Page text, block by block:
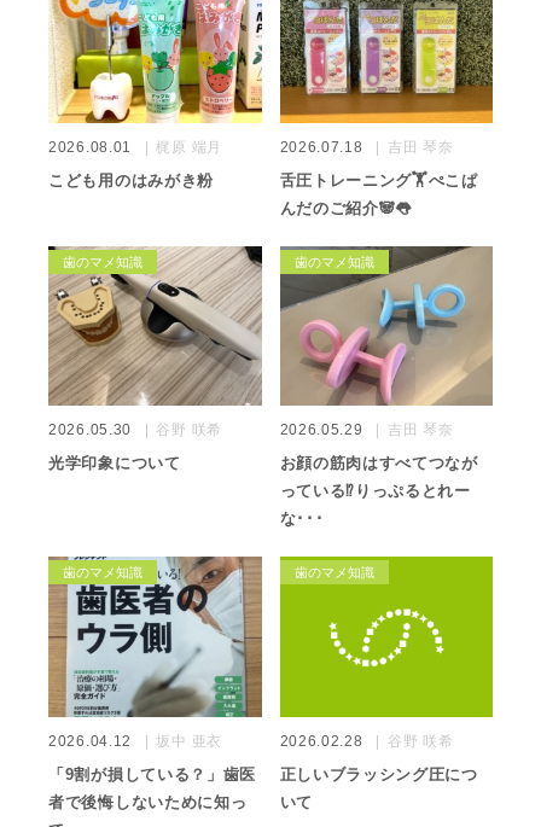
2026.08.01 梶原 端月
こども用のはみがき粉
2026.07.18 吉田 琴奈
舌圧トレーニング🏋️ぺこぱ
んだのご紹介🐼👅
歯のマメ知識
2026.05.30 谷野 咲希
光学印象について
歯のマメ知識
2026.05.29 吉田 琴奈
お顔の筋肉はすべてつなが
っている⁉️りっぷるとれー
な･･･
歯のマメ知識
2026.04.12 坂中 亜衣
「9割が損している？」歯医
者で後悔しないために知っ
歯のマメ知識
2026.02.28 谷野 咲希
正しいブラッシング圧につ
いて